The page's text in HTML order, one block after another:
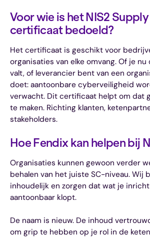
Voor wie is het NIS2
certificaat bedoeld?
Het certificaat is geschikt voor
organisaties van elke omvang. Of je
valt, of leverancier bent van een
doet: aantoonbare cyberveiligheid
verwacht. Dit certificaat helpt om dat
te maken. Richting klanten,
stakeholders.
Hoe Fendix kan helpen bij
Organisaties kunnen gewoon verder
behalen van het juiste SC-niveau. Wij
inhoudelijk en zorgen dat wat je
aantoonbaar klopt.
De naam is nieuw. De inhoud
om grip te hebben op je rol in de